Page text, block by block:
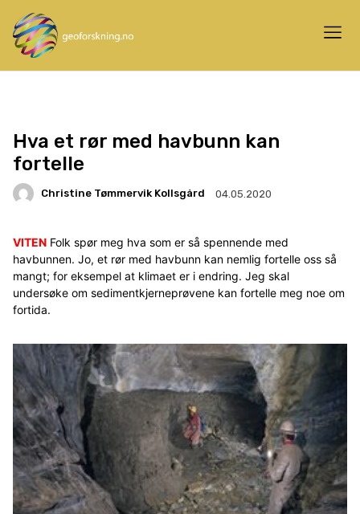
Hva et rør med havbunn kan
fortelle
Christine Tømmervik Kollsgård 04.05.2020
VITEN Folk spør meg hva som er så spennende med
havbunnen. Jo, et rør med havbunn kan nemlig fortelle oss så
mangt; for eksempel at klimaet er i endring. Jeg skal
undersøke om sedimentkjerneprøvene kan fortelle meg noe om
fortida.